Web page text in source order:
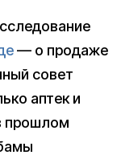
— о продаже
совет
аптек и
прошлом